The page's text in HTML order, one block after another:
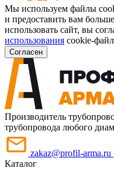
Мы используем файлы
и предоставить вам
использовать сайт, вы
использования cookie-
Согласен
Производитель
трубопровода любого
zakaz@profil-arma.ru
Каталог